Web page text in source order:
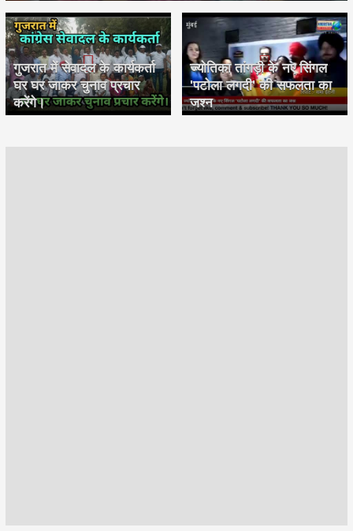
गुजरात में सेवादल के कार्यकर्ता
घर घर जाकर चुनाव प्रचार
करेंगे।
ज्योतिका तांगड़ी के नए सिंगल
'पटोला लगदी' की सफलता का
जश्न